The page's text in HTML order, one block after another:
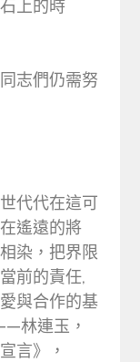
上的時
志們仍需努
代代在這可
遙遠的將
染，把界限
前的責任,
與合作的基
林連玉，
言》，